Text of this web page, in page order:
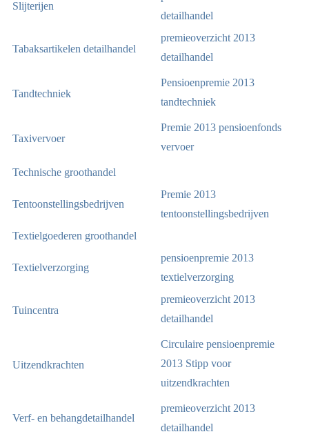
Slijterijen
detailhandel
Tabaksartikelen detailhandel
premieoverzicht 2013
detailhandel
Tandtechniek
Pensioenpremie 2013
tandtechniek
Taxivervoer
Premie 2013 pensioenfonds
vervoer
Technische groothandel
Tentoonstellingsbedrijven
Premie 2013
tentoonstellingsbedrijven
Textielgoederen groothandel
Textielverzorging
pensioenpremie 2013
textielverzorging
Tuincentra
premieoverzicht 2013
detailhandel
Uitzendkrachten
Circulaire pensioenpremie
2013 Stipp voor
uitzendkrachten
Verf- en behangdetailhandel
premieoverzicht 2013
detailhandel